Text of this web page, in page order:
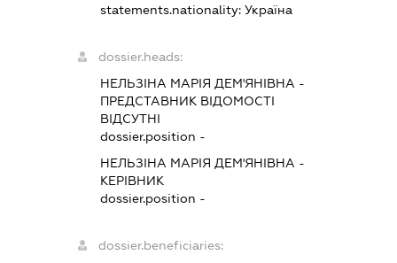
statements.nationality: Україна
dossier.heads:
НЕЛЬЗІНА МАРІЯ ДЕМ'ЯНІВНА -
ПРЕДСТАВНИК ВІДОМОСТІ
ВІДСУТНІ
dossier.position -
НЕЛЬЗІНА МАРІЯ ДЕМ'ЯНІВНА -
КЕРІВНИК
dossier.position -
dossier.beneficiaries: